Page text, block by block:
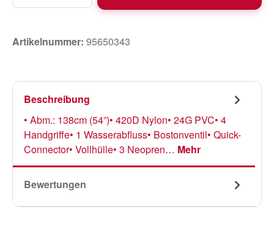
Artikelnummer: 95650343
Beschreibung
• Abm.: 138cm (54”)• 420D Nylon• 24G PVC• 4
Handgriffe• 1 Wasserabfluss• Bostonventil• Quick-
Connector• Vollhülle• 3 Neopren… Mehr
Bewertungen